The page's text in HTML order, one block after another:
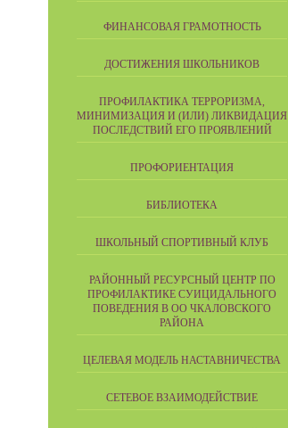
ФИНАНСОВАЯ ГРАМОТНОСТЬ
ДОСТИЖЕНИЯ ШКОЛЬНИКОВ
ПРОФИЛАКТИКА ТЕРРОРИЗМА,
МИНИМИЗАЦИЯ И (ИЛИ) ЛИКВИДАЦИЯ
ПОСЛЕДСТВИЙ ЕГО ПРОЯВЛЕНИЙ
ПРОФОРИЕНТАЦИЯ
БИБЛИОТЕКА
ШКОЛЬНЫЙ СПОРТИВНЫЙ КЛУБ
РАЙОННЫЙ РЕСУРСНЫЙ ЦЕНТР ПО
ПРОФИЛАКТИКЕ СУИЦИДАЛЬНОГО
ПОВЕДЕНИЯ В ОО ЧКАЛОВСКОГО
РАЙОНА
ЦЕЛЕВАЯ МОДЕЛЬ НАСТАВНИЧЕСТВА
СЕТЕВОЕ ВЗАИМОДЕЙСТВИЕ